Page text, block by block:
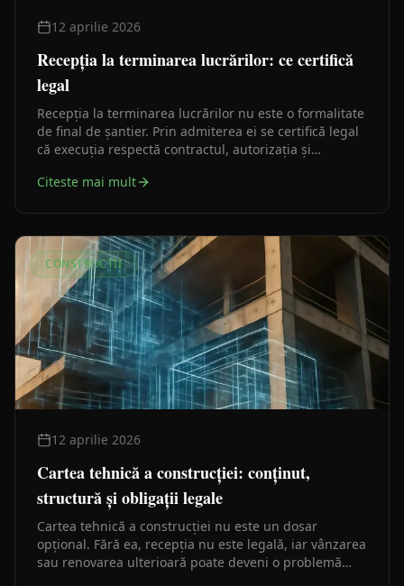
12 aprilie 2026
Recepția la terminarea lucrărilor: ce certifică
legal
Recepția la terminarea lucrărilor nu este o formalitate
de final de șantier. Prin admiterea ei se certifică legal
că execuția respectă contractul, autorizația și
Citeste mai mult
CONSTRUCȚII
12 aprilie 2026
Cartea tehnică a construcției: conținut,
structură și obligații legale
Cartea tehnică a construcției nu este un dosar
opțional. Fără ea, recepția nu este legală, iar vânzarea
sau renovarea ulterioară poate deveni o problemă